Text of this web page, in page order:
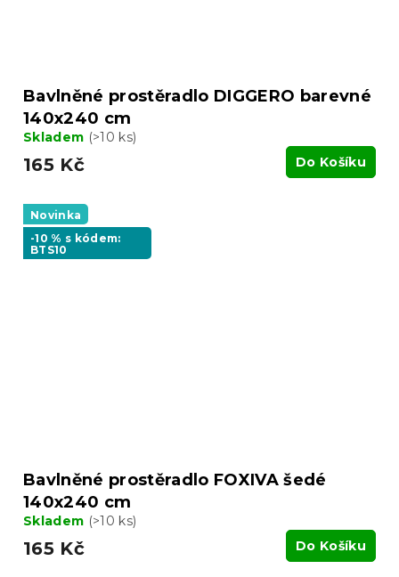
Bavlněné prostěradlo DIGGERO barevné
140x240 cm
Skladem (>10 ks)
165 Kč Do Košíku
Novinka
-10 % s kódem:
BTS10
Bavlněné prostěradlo FOXIVA šedé
140x240 cm
Skladem (>10 ks)
165 Kč Do Košíku